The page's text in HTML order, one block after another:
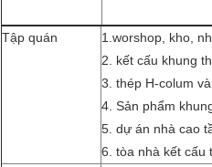
Tập quán
1.worshop, kho,
2. kết cấu khung
3. thép H-colum
4. Sản phẩm
5. dự án nhà cao
6. tòa nhà kết cấu